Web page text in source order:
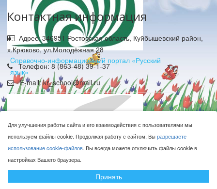
Cправочно-информационный портал «Русский
язык»
Контактная информация
Адрес: 346951 Ростовская область, Куйбышевский район,
х.Крюково, ул.Молодёжная 28
Телефон: 8 (863-48) 39-1-37
E-mail: kr_school@mail.ru
МБОУ Крюковская СОШ © 2016-2026
Сделано с ❤ в
Для улучшения работы сайта и его взаимодействия с пользователями мы
используем файлы cookie. Продолжая работу с сайтом, Выразрешаете
использование cookie-файлов. Вы всегда можете отключить файлы cookie в
настройках Вашего браузера.
Принять